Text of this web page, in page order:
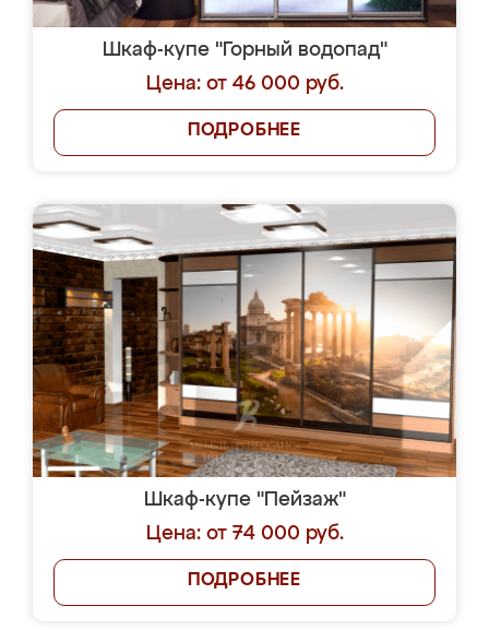
Шкаф-купе "Горный водопад"
Цена: от 46 000 руб.
ПОДРОБНЕЕ
Шкаф-купе "Пейзаж"
Цена: от 74 000 руб.
ПОДРОБНЕЕ